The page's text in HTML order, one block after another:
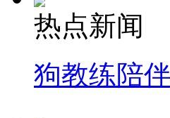
热点新闻
狗教练陪